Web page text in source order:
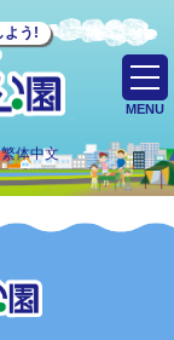
よう!
繁体中文
MENU